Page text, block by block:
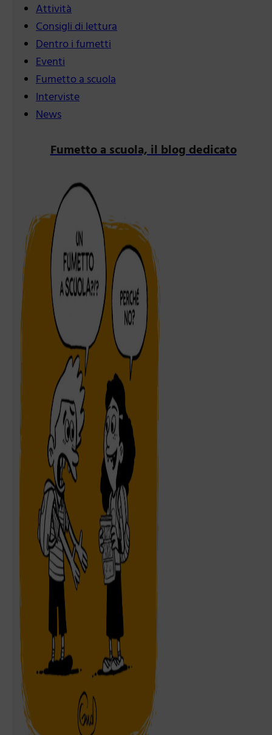
Attività
Consigli di lettura
Dentro i fumetti
Eventi
Fumetto a scuola
Interviste
News
Fumetto a scuola, il blog dedicato